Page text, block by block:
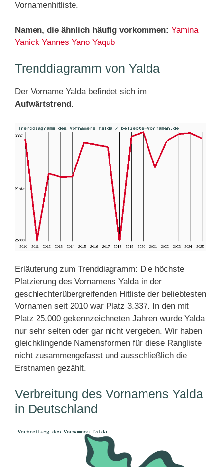
Vornamenhitliste.
Namen, die ähnlich häufig vorkommen: Yamina
Yanick Yannes Yano Yaqub
Trenddiagramm von Yalda
Der Vorname Yalda befindet sich im
Aufwärtstrend.
Erläuterung zum Trenddiagramm: Die höchste
Platzierung des Vornamens Yalda in der
geschlechterübergreifenden Hitliste der beliebtesten
Vornamen seit 2010 war Platz 3.337. In den mit
Platz 25.000 gekennzeichneten Jahren wurde Yalda
nur sehr selten oder gar nicht vergeben. Wir haben
gleichklingende Namensformen für diese Rangliste
nicht zusammengefasst und ausschließlich die
Erstnamen gezählt.
Verbreitung des Vornamens Yalda
in Deutschland